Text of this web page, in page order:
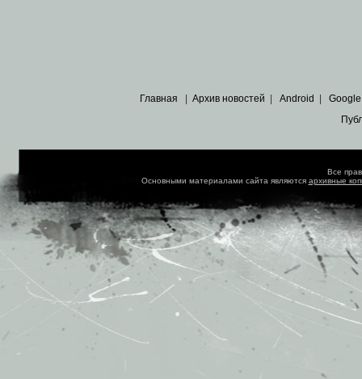
Главная Архив новостей Android Google
Все
Основными материалами сайта являются архивные